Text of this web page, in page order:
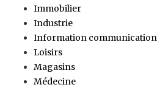
Immobilier
Industrie
Information communication
Loisirs
Magasins
Médecine